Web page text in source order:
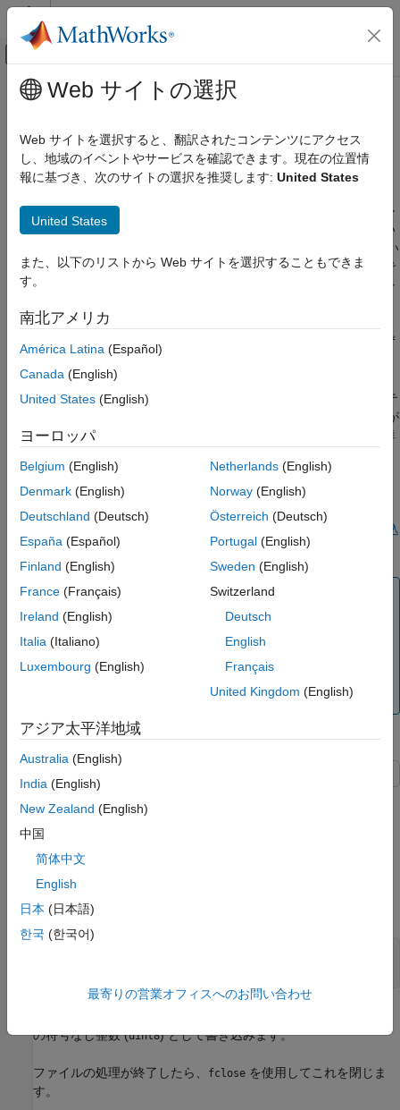
コンテンツへスキップ
オフキャンバス ナビゲーション メ
ドキュメンテーションのホーム
データのインポートと解析
データのインポートとエクスポート
低水準 I/O によるバイナリ データのエクスポ
項目一覧
データをエクスポートする低水準関数
ファイルへのバイナリ データの書き込み
既存のバイナリ ファイルに対する上書きま
たは追加
作成
複素数の書き込みおよび読み取り
メインコンテンツ
低水準 I/O によるバイナリ データ
のエクスポート
データをエクスポートする低水準関数
"低水準ファイル I/O 関数" では、ファイルの読み取りとファイル
へのデータの書き込みをほぼ直接に制御できます。ただし、使い
"高水準関数" に比べて、これらの関数ではファイルについ
て詳細な情報を指定する必要があります。高水準関数とそれらで
サポートされるファイル形式の一覧は、
インポートとエクスポー
高水準関数でデータをエクスポートできない場合は、以下のいず
れかを使用してください。
fprintfは、テキスト ファイルや ASCII ファイル、つまりテ
キスト エディター表示やスプレッドシートへのインポートが
可能なファイルに、書式設定済みデータを書き込みます。詳
スポートを参照してください。
fwriteでは、バイナリ データのストリームをファイルに書
ファイルへのバイナリ データの書き込
みを参照してください。
メモ
低水準ファイル I/O 関数は、ANSI®標準 C ライブラリの
関数を基に構成されています。ただし、MATLAB
最小限の制御ループを使用して配列内のデータの読み取り
と書き込みが行われます。
ファイルへのバイナリ データの書き込み
ムをファイルにエクスポートする方法を説明します。
1 から 9 までの整数で
fopenでファイルを開くかまたは作成し、ファイル識別子を取得
します。
の符号なし整数 (uint8) として書き込みます。
ファイルの処理が終了したら、 fclose を使用してこれを閉じま
す。
Web サイトの選択
Web サイトを選択すると、翻訳されたコンテンツにアクセス
し、地域のイベントやサービスを確認できます。現在の位置情
報に基づき、次のサイトの選択を推奨します: United States
United States
また、以下のリストから Web サイトを選択することもできま
す。
南北アメリカ
América Latina (Español)
Canada (English)
United States (English)
ヨーロッパ
Belgium (English)
Denmark (English)
Deutschland (Deutsch)
España (Español)
Finland (English)
France (Français)
Ireland (English)
Italia (Italiano)
Luxembourg (English)
Netherlands(English)
Norway(English)
Österreich (Deutsch)
Portugal(English)
Sweden (English)
Switzerland
Deutsch
English
Français
United Kingdom (English)
アジア太平洋地域
Australia (English)
India (English)
New Zealand (English)
中国
简体中文
English
日本 (日本語)
한국 (한국어)
最寄りの営業オフィスへのお問い合わせ